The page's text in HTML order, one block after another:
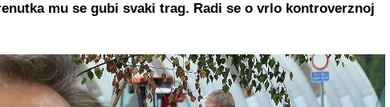
mu se gubi svaki trag. Radi se o vrlo kontroverznoj